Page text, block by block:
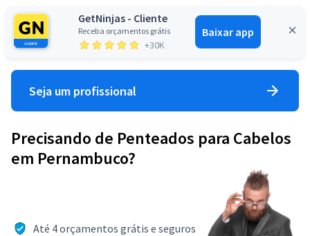
GetNinjas - Cliente
Receba orçamentos grátis
+30K
Baixar app
Entrar
Seja um profissional
Precisando de Penteados para Cabelos
em Pernambuco?
Até 4 orçamentos grátis e seguros